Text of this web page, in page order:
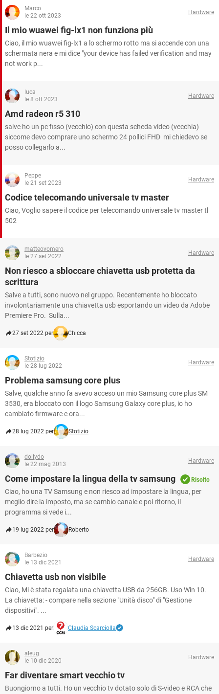
HARDWARE
Marco
le 22 ott 2023
Hardware
Il mio wuawei fig-lx1 non funziona più
Ciao, il mio wuawei fig-lx1 a lo schermo rotto ma si accende con una
schermata nera e mi dice "your device has failed verification and may
not work p...
luca
le 8 ott 2023
Hardware
Amd radeon r5 310
salve ho un pc fisso (vecchio) con questa scheda video (vecchia)
siccome devo comprare uno schermo 24 pollici FHD mi chiedevo se
posso collegarlo a...
Peppe
le 21 set 2023
Hardware
Codice telecomando universale tv master
Ciao, Voglio sapere il codice per telecomando universale tv master tl
502
matteovomero
le 27 set 2022
Hardware
Non riesco a sbloccare chiavetta usb protetta da
scrittura
Salve a tutti, sono nuovo nel gruppo. Recentemente ho bloccato
involontariamente una chiavetta usb esportando un video da Adobe
Premiere Pro. Sulla...
27 set 2022 per Chicca
Stotizio
le 28 lug 2022
Hardware
Problema samsung core plus
Salve, qualche anno fa avevo acceso un mio Samsung core plus SM
3530, era bloccato con il logo Samsung Galaxy core plus, io ho
cambiato firmware e ora...
28 lug 2022 per Stotizio
dollydo
le 22 mag 2013
Hardware
Come impostare la lingua della tv samsung Risolto
Ciao, ho una TV Samsung e non riesco ad impostare la lingua, per
meglio dire la imposto, ma se cambio canale e poi ritorno, il
programma si vede i...
19 lug 2022 per Roberto
Barbezio
le 13 dic 2021
Hardware
Chiavetta usb non visibile
Ciao, Mi è stata regalata una chiavetta USB da 256GB. Uso Win 10.
La chiavetta: - compare nella sezione "Unità disco" di "Gestione
dispositivi". ...
13 dic 2021 per Claudia Scarciolla
aleug
le 10 dic 2020
Hardware
Far diventare smart vecchio tv
Buongiorno a tutti. Ho un vecchio tv dotato solo di S-video e RCA che